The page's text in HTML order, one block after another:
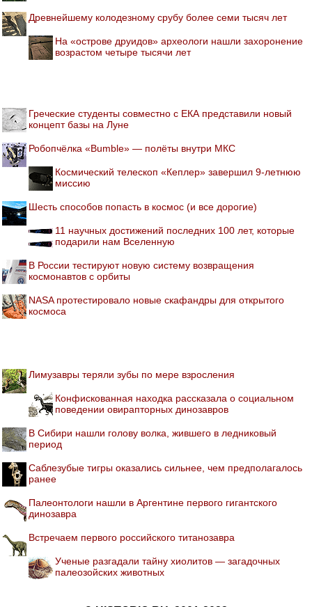
Древнейшему колодезному срубу более семи тысяч лет
На «острове друидов» археологи нашли захоронение
возрастом четыре тысячи лет
Греческие студенты совместно с ЕКА представили новый
концепт базы на Луне
Робопчёлка «Bumble» — полёты внутри МКС
Космический телескоп «Кеплер» завершил 9-летнюю
миссию
Шесть способов попасть в космос (и все дорогие)
11 научных достижений последних 100 лет, которые
подарили нам Вселенную
В России тестируют новую систему возвращения
космонавтов с орбиты
NASA протестировало новые скафандры для открытого
космоса
Лимузавры теряли зубы по мере взросления
Конфискованная находка рассказала о социальном
поведении овирапторных динозавров
В Сибири нашли голову волка, жившего в ледниковый
период
Саблезубые тигры оказались сильнее, чем предполагалось
ранее
Палеонтологи нашли в Аргентине первого гигантского
динозавра
Встречаем первого российского титанозавра
Ученые разгадали тайну хиолитов — загадочных
палеозойских животных